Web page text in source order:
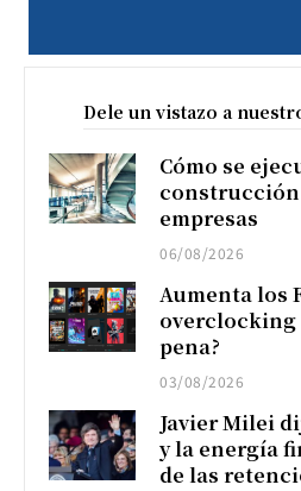
Dele un vistazo a
Cómo se
empresas
06/08/2026
Aumenta los
overclocking
pena?
03/08/2026
Javier Milei
y la energía
de las